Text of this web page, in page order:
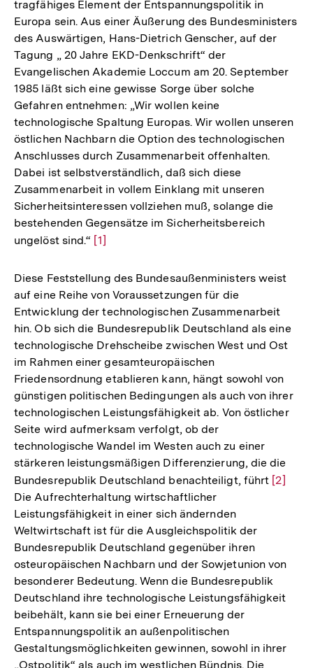
tragfähiges Element der Entspannungspolitik in
Europa sein. Aus einer Äußerung des Bundesministers
des Auswärtigen, Hans-Dietrich Genscher, auf der
Tagung „ 20 Jahre EKD-Denkschrift“ der
Evangelischen Akademie Loccum am 20. September
1985 läßt sich eine gewisse Sorge über solche
Gefahren entnehmen: „Wir wollen keine
technologische Spaltung Europas. Wir wollen unseren
östlichen Nachbarn die Option des technologischen
Anschlusses durch Zusammenarbeit offenhalten.
Dabei ist selbstverständlich, daß sich diese
Zusammenarbeit in vollem Einklang mit unseren
Sicherheitsinteressen vollziehen muß, solange die
bestehenden Gegensätze im Sicherheitsbereich
ungelöst sind.“ Zur
der
Fußnote
[1]
Diese Feststellung des Bundesaußenministers weist
auf eine Reihe von Voraussetzungen für die
Entwicklung der technologischen Zusammenarbeit
hin. Ob sich die Bundesrepublik Deutschland als eine
technologische Drehscheibe zwischen West und Ost
im Rahmen einer gesamteuropäischen
Friedensordnung etablieren kann, hängt sowohl von
günstigen politischen Bedingungen als auch von ihrer
technologischen Leistungsfähigkeit ab. Von östlicher
Seite wird aufmerksam verfolgt, ob der
technologische Wandel im Westen auch zu einer
stärkeren leistungsmäßigen Differenzierung, die die
Bundesrepublik Deutschland benachteiligt, führt Zur
[2]
Die Aufrechterhaltung wirtschaftlicher
Leistungsfähigkeit in einer sich ändernden
Weltwirtschaft ist für die Ausgleichspolitik der
Bundesrepublik Deutschland gegenüber ihren
osteuropäischen Nachbarn und der Sowjetunion von
besonderer Bedeutung. Wenn die Bundesrepublik
Deutschland ihre technologische Leistungsfähigkeit
beibehält, kann sie bei einer Erneuerung der
Entspannungspolitik an außenpolitischen
Gestaltungsmöglichkeiten gewinnen, sowohl in ihrer
„Ostpolitik“ als auch im westlichen Bündnis. Die